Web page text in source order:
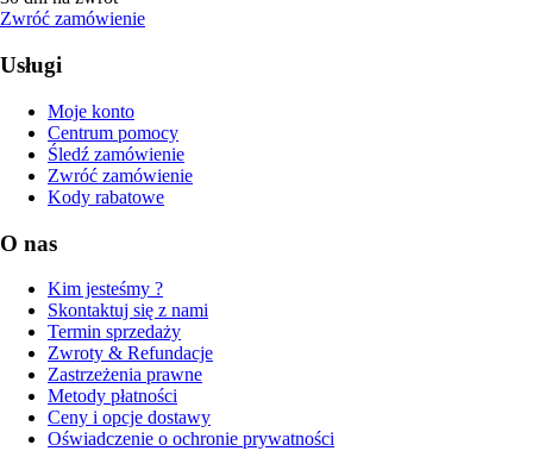
Zwróć zamówienie
Usługi
Moje konto
Centrum pomocy
Śledź zamówienie
Zwróć zamówienie
Kody rabatowe
O nas
Kim jesteśmy ?
Skontaktuj się z nami
Termin sprzedaży
Zwroty & Refundacje
Zastrzeżenia prawne
Metody płatności
Ceny i opcje dostawy
Oświadczenie o ochronie prywatności